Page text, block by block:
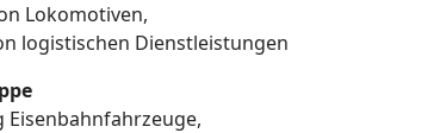
Lokomotiven,
logistischen Dienstleistungen
Eisenbahnfahrzeuge,